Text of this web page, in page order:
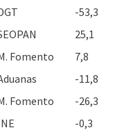
-53,3
25,1
Fomento 7,8
-11,8
Fomento -26,3
-0,3